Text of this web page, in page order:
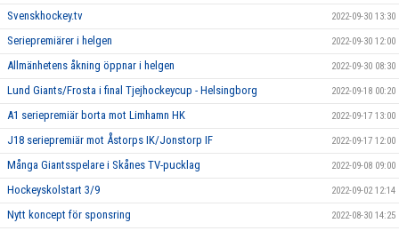
Svenskhockey.tv 2022-09-30 13:30
Seriepremiärer i helgen 2022-09-30 12:00
Allmänhetens åkning öppnar i helgen 2022-09-30 08:30
Lund Giants/Frosta i final Tjejhockeycup - Helsingborg 2022-09-18 00:20
A1 seriepremiär borta mot Limhamn HK 2022-09-17 13:00
J18 seriepremiär mot Åstorps IK/Jonstorp IF 2022-09-17 12:00
Många Giantsspelare i Skånes TV-pucklag 2022-09-08 09:00
Hockeyskolstart 3/9 2022-09-02 12:14
Nytt koncept för sponsring 2022-08-30 14:25